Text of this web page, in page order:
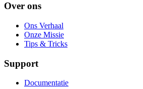
Over ons
Ons Verhaal
Onze Missie
Tips & Tricks
Support
Documentatie